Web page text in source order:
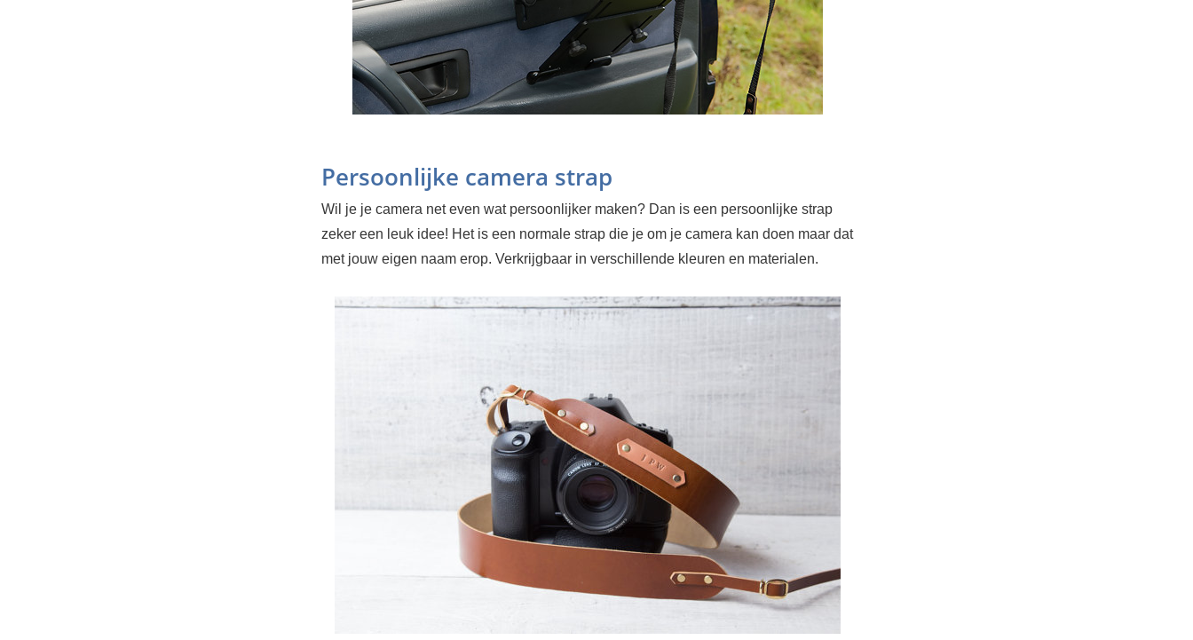
Persoonlijke camera strap
Wil je je camera net even wat persoonlijker maken? Dan is een persoonlijke strap
zeker een leuk idee! Het is een normale strap die je om je camera kan doen maar dat
met jouw eigen naam erop. Verkrijgbaar in verschillende kleuren en materialen.